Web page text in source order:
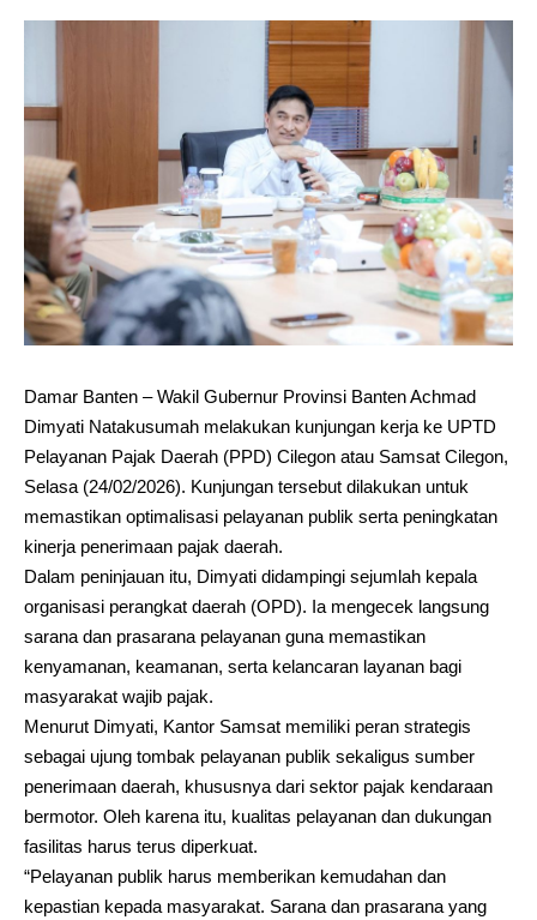
Damar Banten – Wakil Gubernur Provinsi Banten Achmad
Dimyati Natakusumah melakukan kunjungan kerja ke UPTD
Pelayanan Pajak Daerah (PPD) Cilegon atau Samsat Cilegon,
Selasa (24/02/2026). Kunjungan tersebut dilakukan untuk
memastikan optimalisasi pelayanan publik serta peningkatan
kinerja penerimaan pajak daerah.
Dalam peninjauan itu, Dimyati didampingi sejumlah kepala
organisasi perangkat daerah (OPD). Ia mengecek langsung
sarana dan prasarana pelayanan guna memastikan
kenyamanan, keamanan, serta kelancaran layanan bagi
masyarakat wajib pajak.
Menurut Dimyati, Kantor Samsat memiliki peran strategis
sebagai ujung tombak pelayanan publik sekaligus sumber
penerimaan daerah, khususnya dari sektor pajak kendaraan
bermotor. Oleh karena itu, kualitas pelayanan dan dukungan
fasilitas harus terus diperkuat.
“Pelayanan publik harus memberikan kemudahan dan
kepastian kepada masyarakat. Sarana dan prasarana yang